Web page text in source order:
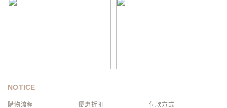
NOTICE
購物流程 優惠折扣
付款方式